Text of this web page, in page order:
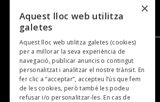
NOSALTRES
El Grup
×
Aquest lloc web utilitza
galetes
Aquest lloc web utilitza galetes (cookies)
per a millorar la seva experiència de
navegació, publicar anuncis o contingut
personalitzat i analitzar el nostre trànsit. En
fer clic a “acceptar”, accepteu l’ús que fem
de les cookies, però també les podeu
refusar i/o personalitzar-les. En cas de